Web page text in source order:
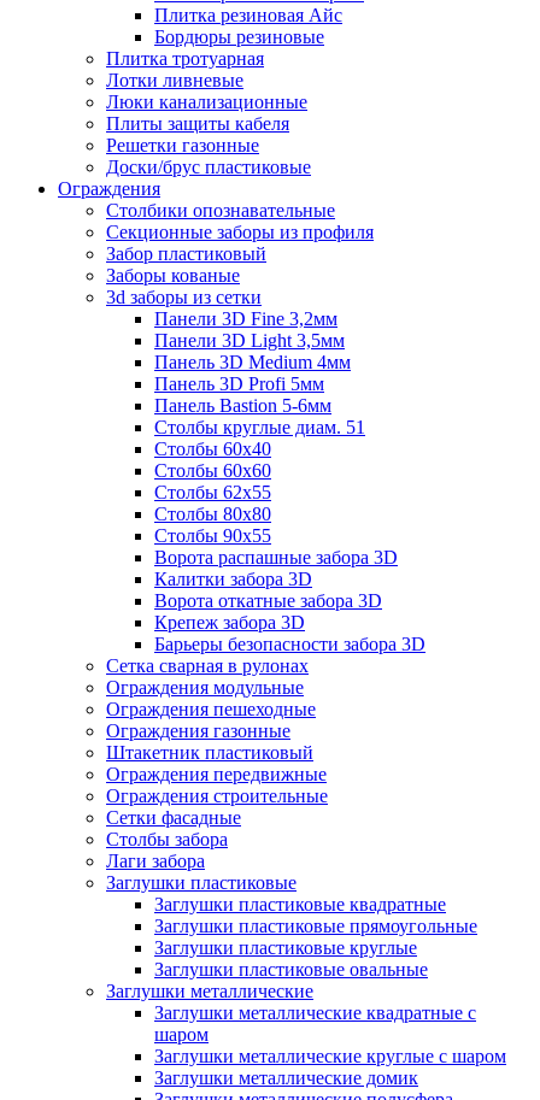
Плитка резиновая Айс
Бордюры резиновые
Плитка тротуарная
Лотки ливневые
Люки канализационные
Плиты защиты кабеля
Решетки газонные
Доски/брус пластиковые
Ограждения
Столбики опознавательные
Секционные заборы из профиля
Забор пластиковый
Заборы кованые
3d заборы из сетки
Панели 3D Fine 3,2мм
Панели 3D Light 3,5мм
Панель 3D Medium 4мм
Панель 3D Profi 5мм
Панель Bastion 5-6мм
Столбы круглые диам. 51
Столбы 60х40
Столбы 60х60
Столбы 62х55
Столбы 80х80
Столбы 90х55
Ворота распашные забора 3D
Калитки забора 3D
Ворота откатные забора 3D
Крепеж забора 3D
Барьеры безопасности забора 3D
Сетка сварная в рулонах
Ограждения модульные
Ограждения пешеходные
Ограждения газонные
Штакетник пластиковый
Ограждения передвижные
Ограждения строительные
Сетки фасадные
Столбы забора
Лаги забора
Заглушки пластиковые
Заглушки пластиковые квадратные
Заглушки пластиковые прямоугольные
Заглушки пластиковые круглые
Заглушки пластиковые овальные
Заглушки металлические
Заглушки металлические квадратные с
шаром
Заглушки металлические круглые с шаром
Заглушки металлические домик